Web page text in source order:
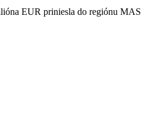
EUR priniesla do regiónu MAS